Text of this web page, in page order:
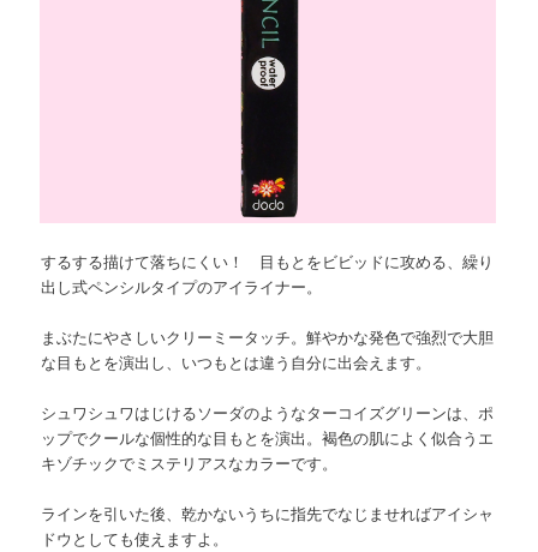
するする描けて落ちにくい！ 目もとをビビッドに攻める、繰り
出し式ペンシルタイプのアイライナー。
まぶたにやさしいクリーミータッチ。鮮やかな発色で強烈で大胆
な目もとを演出し、いつもとは違う自分に出会えます。
シュワシュワはじけるソーダのようなターコイズグリーンは、ポ
ップでクールな個性的な目もとを演出。褐色の肌によく似合うエ
キゾチックでミステリアスなカラーです。
ラインを引いた後、乾かないうちに指先でなじませればアイシャ
ドウとしても使えますよ。